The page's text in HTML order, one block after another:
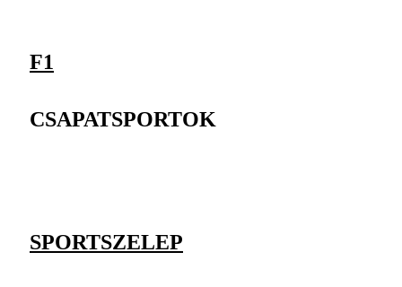
F1
CSAPATSPORTOK
SPORTSZELEP